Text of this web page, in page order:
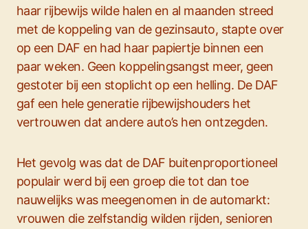
haar rijbewijs wilde halen en al maanden streed
met de koppeling van de gezinsauto, stapte over
op een DAF en had haar papiertje binnen een
paar weken. Geen koppelingsangst meer, geen
gestoter bij een stoplicht op een helling. De DAF
gaf een hele generatie rijbewijshouders het
vertrouwen dat andere auto’s hen ontzegden.
Het gevolg was dat de DAF buitenproportioneel
populair werd bij een groep die tot dan toe
nauwelijks was meegenomen in de automarkt:
vrouwen die zelfstandig wilden rijden, senioren